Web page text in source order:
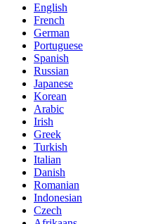
English
French
German
Portuguese
Spanish
Russian
Japanese
Korean
Arabic
Irish
Greek
Turkish
Italian
Danish
Romanian
Indonesian
Czech